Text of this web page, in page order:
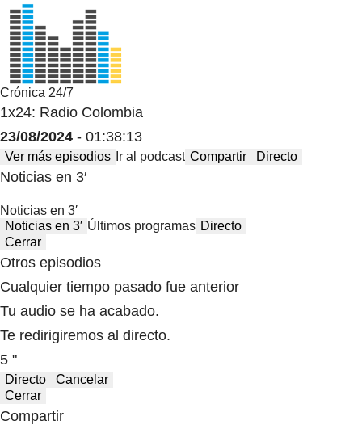
Crónica 24/7
1x24: Radio Colombia
23/08/2024 - 01:38:13
Ver más episodios Ir al podcast Compartir Directo
Noticias en 3′
Noticias en 3′
Noticias en 3′ Últimos programas Directo
Cerrar
Otros episodios
Cualquier tiempo pasado fue anterior
Tu audio se ha acabado.
Te redirigiremos al directo.
5 "
Directo
Cancelar
Cerrar
Compartir